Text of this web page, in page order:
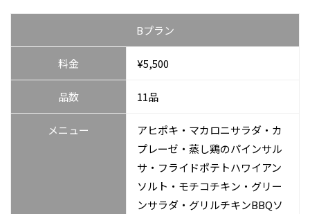
Bプラン
料金 ¥5,500
品数 11品
メニュー
アヒポキ・マカロニサラダ・カ
プレーゼ・蒸し鶏のパインサル
サ・フライドポテトハワイアン
ソルト・モチコチキン・グリー
ンサラダ・グリルチキンBBQソ